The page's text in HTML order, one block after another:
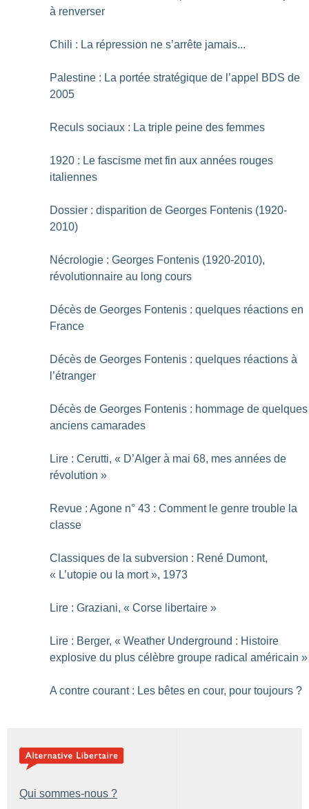
à renverser
Chili : La répression ne s’arrête jamais...
Palestine : La portée stratégique de l’appel BDS de
2005
Reculs sociaux : La triple peine des femmes
1920 : Le fascisme met fin aux années rouges
italiennes
Dossier : disparition de Georges Fontenis (1920-
2010)
Nécrologie : Georges Fontenis (1920-2010),
révolutionnaire au long cours
Décès de Georges Fontenis : quelques réactions en
France
Décès de Georges Fontenis : quelques réactions à
l’étranger
Décès de Georges Fontenis : hommage de quelques
anciens camarades
Lire : Cerutti, « D’Alger à mai 68, mes années de
révolution »
Revue : Agone n° 43 : Comment le genre trouble la
classe
Classiques de la subversion : René Dumont,
« L’utopie ou la mort », 1973
Lire : Graziani, « Corse libertaire »
Lire : Berger, « Weather Underground : Histoire
explosive du plus célèbre groupe radical américain »
A contre courant : Les bêtes en cour, pour toujours ?
Qui sommes-nous ?